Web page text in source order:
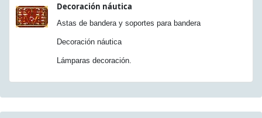
Decoración náutica
Astas de bandera y soportes para bandera
Decoración náutica
Lámparas decoración.